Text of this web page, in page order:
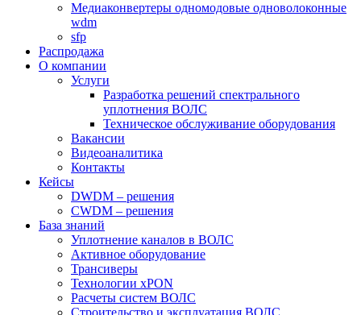
Медиаконвертеры одномодовые одноволоконные
wdm
sfp
Распродажа
О компании
Услуги
Разработка решений спектрального
уплотнения ВОЛС
Техническое обслуживание оборудования
Вакансии
Видеоаналитика
Контакты
Кейсы
DWDM – решения
CWDM – решения
База знаний
Уплотнение каналов в ВОЛС
Активное оборудование
Трансиверы
Технологии xPON
Расчеты систем ВОЛС
Строительство и эксплуатация ВОЛС